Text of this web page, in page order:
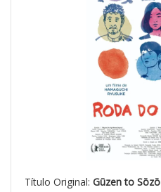
Título Original: Gūzen to Sōzō